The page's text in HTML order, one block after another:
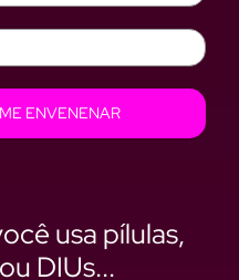
ENVENENAR
usa pílulas,
DIUs...